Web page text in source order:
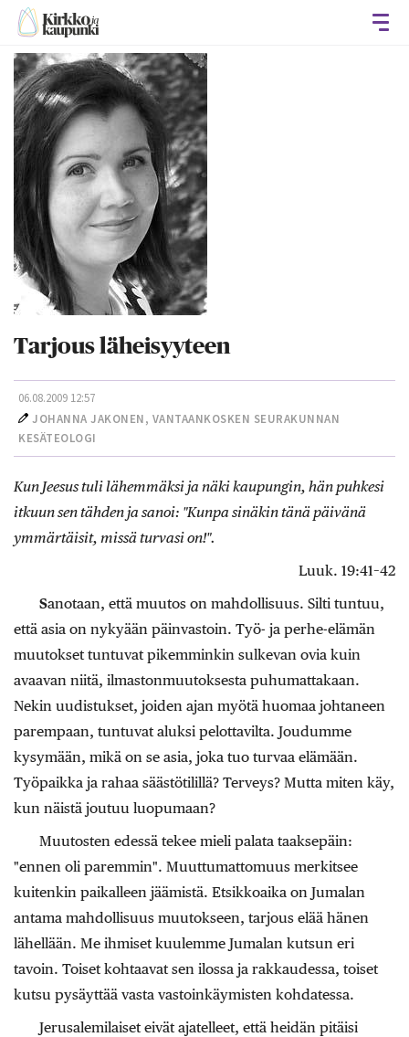
Tarjous läheisyyteen
06.08.2009 12:57
JOHANNA JAKONEN, VANTAANKOSKEN SEURAKUNNAN
KESÄTEOLOGI
Kun Jeesus tuli lähemmäksi ja näki kaupungin, hän puhkesi
itkuun sen tähden ja sanoi: "Kunpa sinäkin tänä päivänä
ymmärtäisit, missä turvasi on!".
Luuk. 19:41–42
Sanotaan, että muutos on mahdollisuus. Silti tuntuu,
että asia on nykyään päinvastoin. Työ- ja perhe-elämän
muutokset tuntuvat pikemminkin sulkevan ovia kuin
avaavan niitä, ilmastonmuutoksesta puhumattakaan.
Nekin uudistukset, joiden ajan myötä huomaa johtaneen
parempaan, tuntuvat aluksi pelottavilta. Joudumme
kysymään, mikä on se asia, joka tuo turvaa elämään.
Työpaikka ja rahaa säästötilillä? Terveys? Mutta miten käy,
kun näistä joutuu luopumaan?
Muutosten edessä tekee mieli palata taaksepäin:
"ennen oli paremmin". Muuttumattomuus merkitsee
kuitenkin paikalleen jäämistä. Etsikkoaika on Jumalan
antama mahdollisuus muutokseen, tarjous elää hänen
lähellään. Me ihmiset kuulemme Jumalan kutsun eri
tavoin. Toiset kohtaavat sen ilossa ja rakkaudessa, toiset
kutsu pysäyttää vasta vastoinkäymisten kohdatessa.
Jerusalemilaiset eivät ajatelleet, että heidän pitäisi